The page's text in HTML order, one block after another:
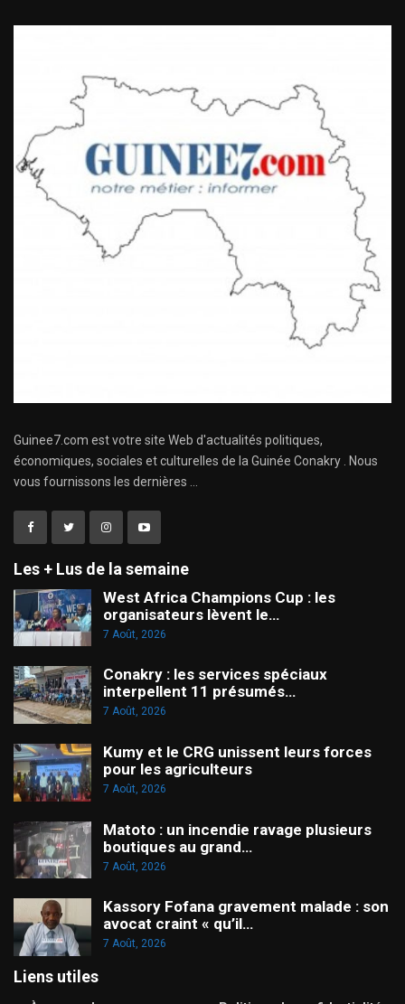
Guinee7.com est votre site Web d'actualités politiques,
économiques, sociales et culturelles de la Guinée Conakry . Nous
vous fournissons les dernières ...
Les + Lus de la semaine
West Africa Champions Cup : les
organisateurs lèvent le…
7 Août, 2026
Conakry : les services spéciaux
interpellent 11 présumés…
7 Août, 2026
Kumy et le CRG unissent leurs forces
pour les agriculteurs
7 Août, 2026
Matoto : un incendie ravage plusieurs
boutiques au grand…
7 Août, 2026
Kassory Fofana gravement malade : son
avocat craint « qu’il…
7 Août, 2026
Liens utiles